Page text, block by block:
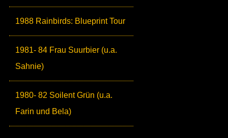
1988 Rainbirds: Blueprint Tour
1981- 84 Frau Suurbier (u.a.
Sahnie)
1980- 82 Soilent Grün (u.a.
Farin und Bela)